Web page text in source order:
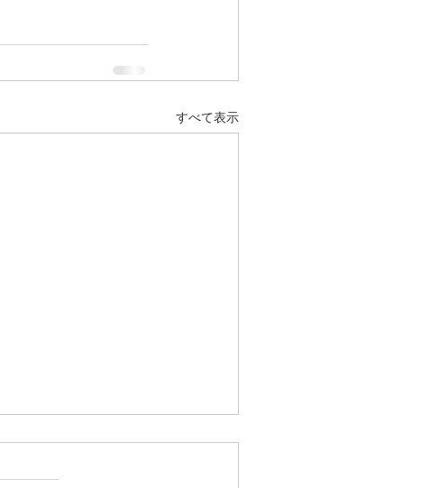
すべて表示